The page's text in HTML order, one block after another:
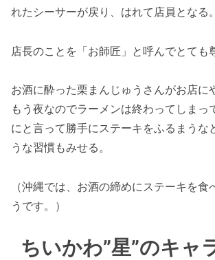
れたシーサーが戻り、はれて店員となる。
店長のことを「お師匠」と呼んでとても
お酒に酔った栗まんじゅうさんがお店に
もう夜なのでラーメンは終わってしまっ
にと言って勝手にステーキをふるまうな
うな習慣もみせる。
（沖縄では、お酒の締めにステーキを食
うです。）
ちいかわ”星”のキャ